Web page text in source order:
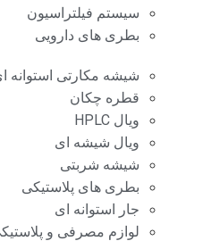
سیستم فیلتراسیون
بطری های دارویی
شیشه مکارتی استوانه
قطره چکان
ویال HPLC
ویال شیشه ای
شیشه شربتی
بطری های پلاستیکی
جار استوانه ای
لوازم مصرفی و